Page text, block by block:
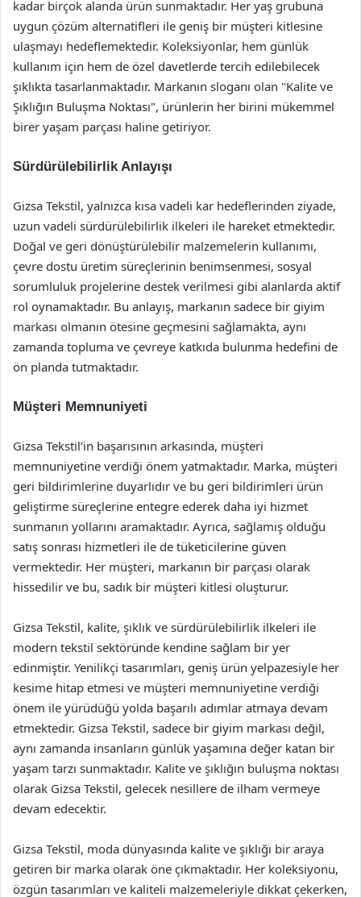
kadar birçok alanda ürün sunmaktadır. Her yaş grubuna
uygun çözüm alternatifleri ile geniş bir müşteri kitlesine
ulaşmayı hedeflemektedir. Koleksiyonlar, hem günlük
kullanım için hem de özel davetlerde tercih edilebilecek
şıklıkta tasarlanmaktadır. Markanın sloganı olan "Kalite ve
Şıklığın Buluşma Noktası", ürünlerin her birini mükemmel
birer yaşam parçası haline getiriyor.
Sürdürülebilirlik Anlayışı
Gizsa Tekstil, yalnızca kısa vadeli kar hedeflerinden ziyade,
uzun vadeli sürdürülebilirlik ilkeleri ile hareket etmektedir.
Doğal ve geri dönüştürülebilir malzemelerin kullanımı,
çevre dostu üretim süreçlerinin benimsenmesi, sosyal
sorumluluk projelerine destek verilmesi gibi alanlarda aktif
rol oynamaktadır. Bu anlayış, markanın sadece bir giyim
markası olmanın ötesine geçmesini sağlamakta, aynı
zamanda topluma ve çevreye katkıda bulunma hedefini de
ön planda tutmaktadır.
Müşteri Memnuniyeti
Gizsa Tekstil’in başarısının arkasında, müşteri
memnuniyetine verdiği önem yatmaktadır. Marka, müşteri
geri bildirimlerine duyarlıdır ve bu geri bildirimleri ürün
geliştirme süreçlerine entegre ederek daha iyi hizmet
sunmanın yollarını aramaktadır. Ayrıca, sağlamış olduğu
satış sonrası hizmetleri ile de tüketicilerine güven
vermektedir. Her müşteri, markanın bir parçası olarak
hissedilir ve bu, sadık bir müşteri kitlesi oluşturur.
Gizsa Tekstil, kalite, şıklık ve sürdürülebilirlik ilkeleri ile
modern tekstil sektöründe kendine sağlam bir yer
edinmiştir. Yenilikçi tasarımları, geniş ürün yelpazesiyle her
kesime hitap etmesi ve müşteri memnuniyetine verdiği
önem ile yürüdüğü yolda başarılı adımlar atmaya devam
etmektedir. Gizsa Tekstil, sadece bir giyim markası değil,
aynı zamanda insanların günlük yaşamına değer katan bir
yaşam tarzı sunmaktadır. Kalite ve şıklığın buluşma noktası
olarak Gizsa Tekstil, gelecek nesillere de ilham vermeye
devam edecektir.
Gizsa Tekstil, moda dünyasında kalite ve şıklığı bir araya
getiren bir marka olarak öne çıkmaktadır. Her koleksiyonu,
özgün tasarımları ve kaliteli malzemeleriyle dikkat çekerken,